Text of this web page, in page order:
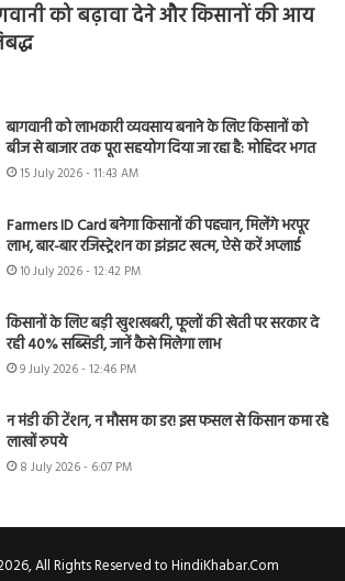
को बढ़ावा देने और किसानों की आय
बागवानी को लाभकारी व्यवसाय बनाने के लिए किसानों को
बीज से बाजार तक पूरा सहयोग दिया जा रहा है: मोहिंदर भगत
15 July 2026 - 11:43 AM
Farmers ID Card बनेगा किसानों की पहचान, मिलेंगे भरपूर
लाभ, बार-बार रजिस्ट्रेशन का झंझट खत्म, ऐसे करें अप्लाई
10 July 2026 - 12:42 PM
किसानों के लिए बड़ी खुशखबरी, फूलों की खेती पर सरकार दे
रही 40% सब्सिडी, जानें कैसे मिलेगा लाभ
9 July 2026 - 12:46 PM
न मंडी की टेंशन, न मौसम का डर! इस फसल से किसान कमा रहे
लाखों रुपये
8 July 2026 - 6:07 PM
All Rights Reserved to HindiKhabar.Com